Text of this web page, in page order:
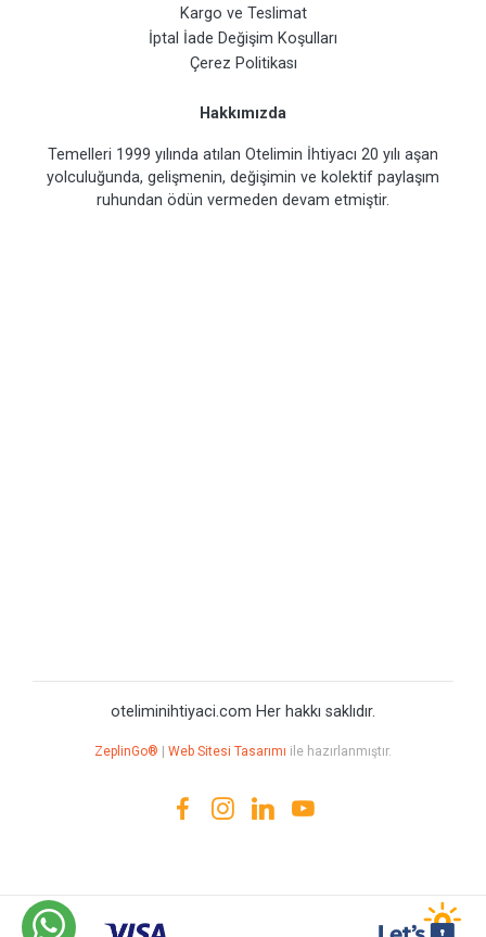
Kargo ve Teslimat
İptal İade Değişim Koşulları
Çerez Politikası
Hakkımızda
Temelleri 1999 yılında atılan Otelimin İhtiyacı 20 yılı aşan
yolculuğunda, gelişmenin, değişimin ve kolektif paylaşım
ruhundan ödün vermeden devam etmiştir.
oteliminihtiyaci.com Her hakkı saklıdır.
ZeplinGo® Web Sitesi Tasarımı ile hazırlanmıştır.